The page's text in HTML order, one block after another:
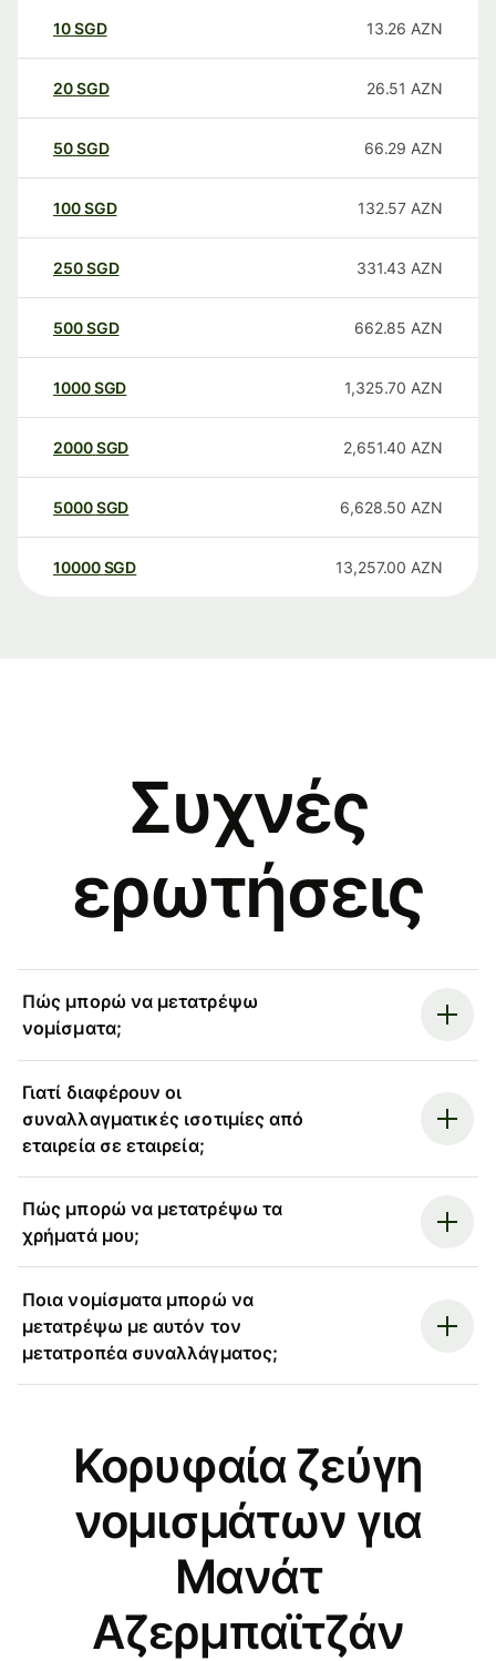
10SGD 13.26 AZN
20SGD 26.51 AZN
50SGD 66.29 AZN
100SGD 132.57 AZN
250SGD 331.43 AZN
500SGD 662.85 AZN
1000SGD 1,325.70 AZN
2000SGD 2,651.40 AZN
5000SGD 6,628.50 AZN
10000 SGD 13,257.00 AZN
Συχνές
ερωτήσεις
Πώς μπορώ να μετατρέψω
νομίσματα;
Γιατί διαφέρουν οι
συναλλαγματικές ισοτιμίες από
εταιρεία σε εταιρεία;
Πώς μπορώ να μετατρέψω τα
χρήματά μου;
Ποια νομίσματα μπορώ να
μετατρέψω με αυτόν τον
μετατροπέα συναλλάγματος;
Κορυφαία ζεύγη
νομισμάτων για
Μανάτ
Αζερμπαϊτζάν